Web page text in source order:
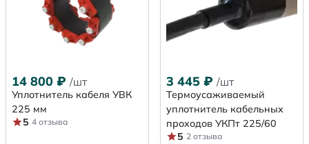
14 800 ₽ /шт
Уплотнитель кабеля УВК
225 мм
5 4 отзыва
3 445 ₽ /шт
Термоусаживаемый
уплотнитель кабельных
проходов УКПт 225/60
5 2 отзыва